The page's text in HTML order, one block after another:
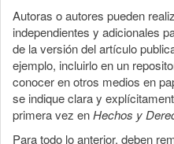
Autoras o autores pueden
independientes y adicionales
de la versión del artículo
ejemplo, incluirlo en un
conocer en otros medios en
se indique clara y
primera vez enHechos y
Para todo lo anterior, deben